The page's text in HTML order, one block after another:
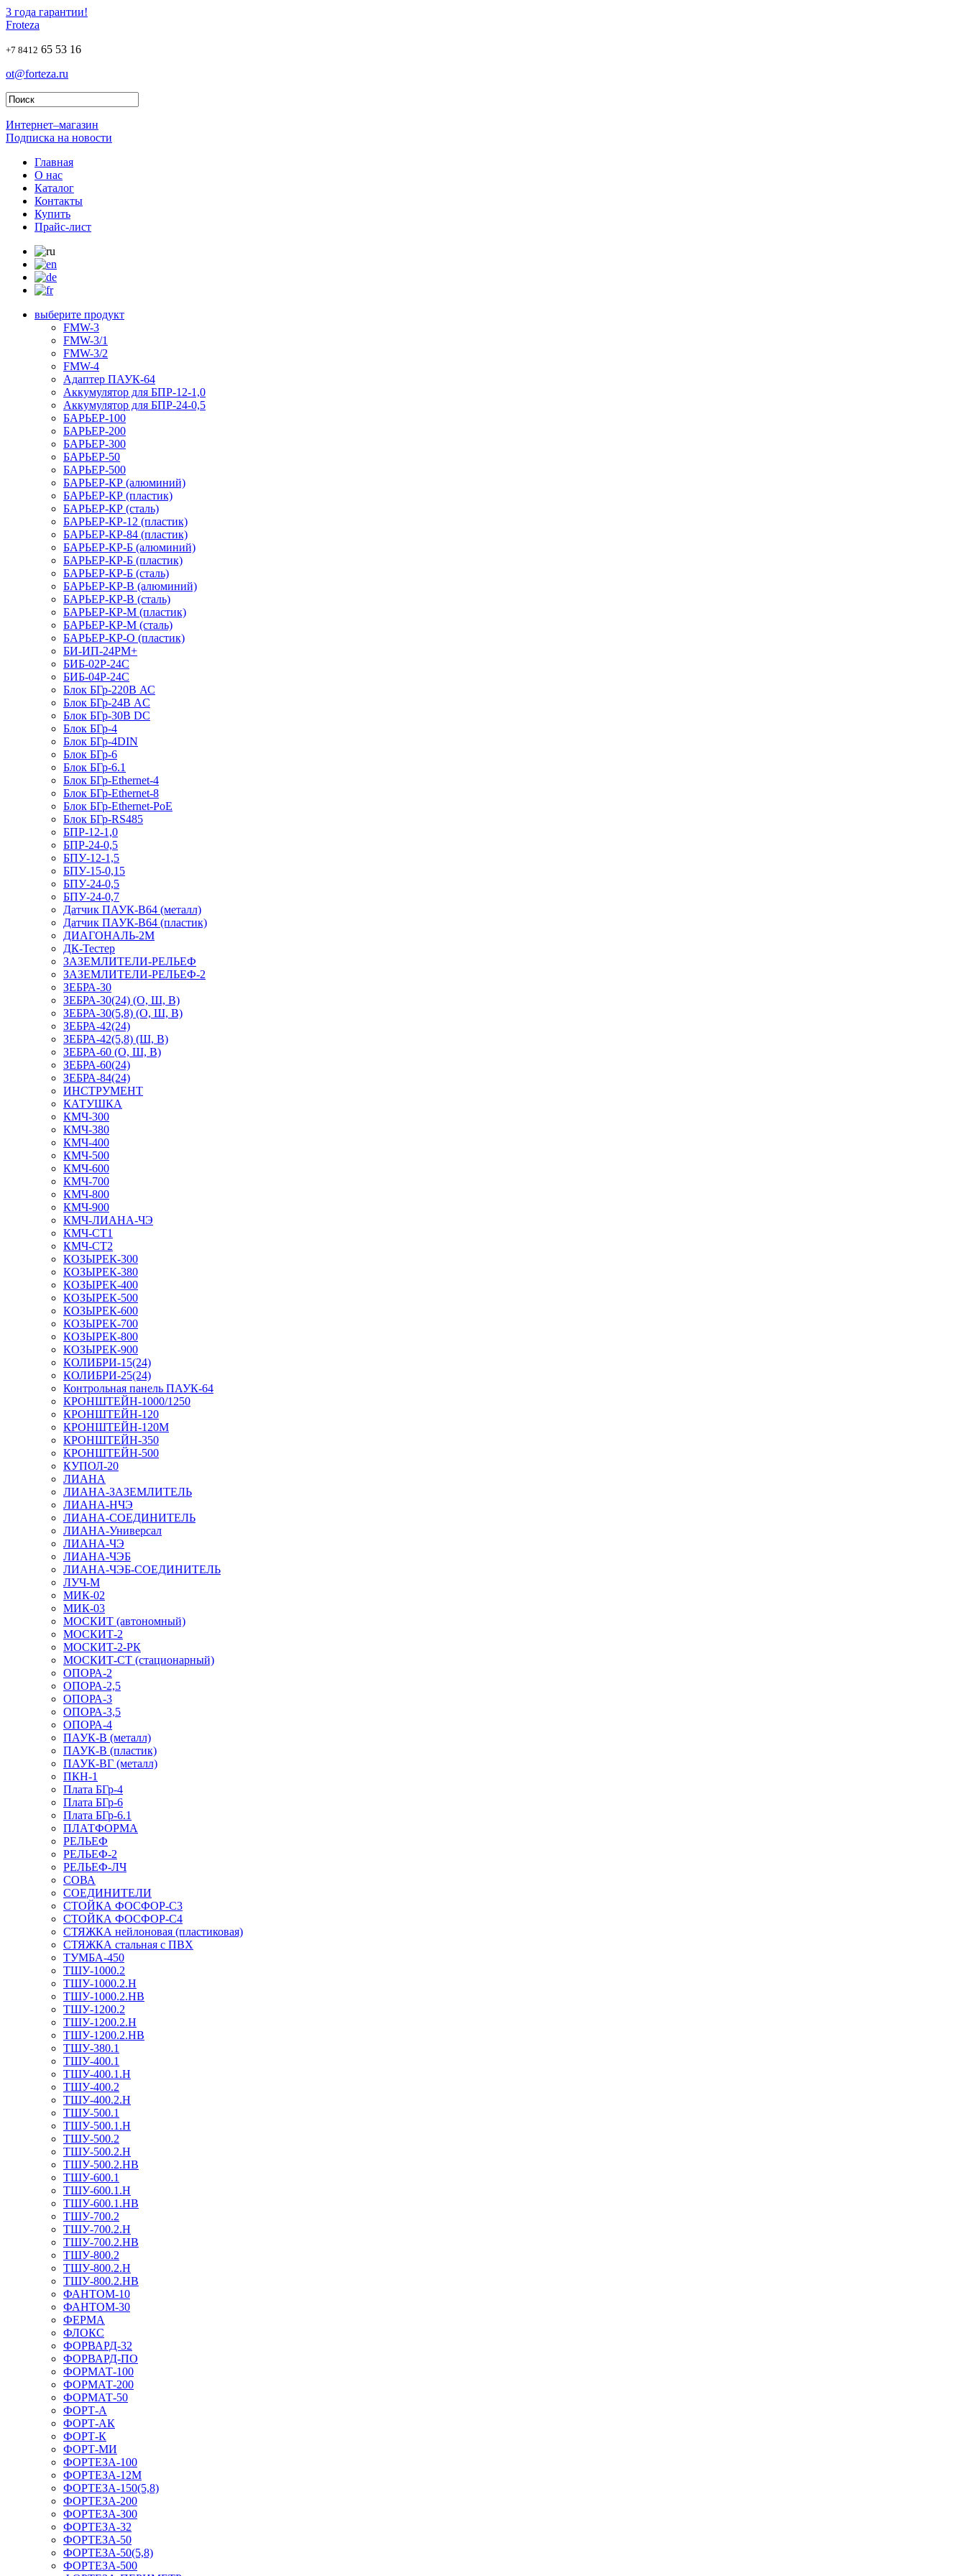
3 года гарантии!
Froteza
+7 8412 65 53 16
ot@forteza.ru
Интернет–магазин
Подписка на новости
Главная
О нас
Каталог
Контакты
Купить
Прайс-лист
выберите продукт
FMW-3
FMW-3/1
FMW-3/2
FMW-4
Адаптер ПАУК-64
Аккумулятор для БПР-12-1,0
Аккумулятор для БПР-24-0,5
БАРЬЕР-100
БАРЬЕР-200
БАРЬЕР-300
БАРЬЕР-50
БАРЬЕР-500
БАРЬЕР-КР (алюминий)
БАРЬЕР-КР (пластик)
БАРЬЕР-КР (сталь)
БАРЬЕР-КР-12 (пластик)
БАРЬЕР-КР-84 (пластик)
БАРЬЕР-КР-Б (алюминий)
БАРЬЕР-КР-Б (пластик)
БАРЬЕР-КР-Б (сталь)
БАРЬЕР-КР-В (алюминий)
БАРЬЕР-КР-В (сталь)
БАРЬЕР-КР-М (пластик)
БАРЬЕР-КР-М (сталь)
БАРЬЕР-КР-О (пластик)
БИ-ИП-24РМ+
БИБ-02Р-24С
БИБ-04Р-24С
Блок БГр-220В АС
Блок БГр-24В AC
Блок БГр-30В DC
Блок БГр-4
Блок БГр-4DIN
Блок БГр-6
Блок БГр-6.1
Блок БГр-Ethernet-4
Блок БГр-Ethernet-8
Блок БГр-Ethernet-PoE
Блок БГр-RS485
БПР-12-1,0
БПР-24-0,5
БПУ-12-1,5
БПУ-15-0,15
БПУ-24-0,5
БПУ-24-0,7
Датчик ПАУК-В64 (металл)
Датчик ПАУК-В64 (пластик)
ДИАГОНАЛЬ-2М
ДК-Тестер
ЗАЗЕМЛИТЕЛИ-РЕЛЬЕФ
ЗАЗЕМЛИТЕЛИ-РЕЛЬЕФ-2
ЗЕБРА-30
ЗЕБРА-30(24) (О, Ш, В)
ЗЕБРА-30(5,8) (О, Ш, В)
ЗЕБРА-42(24)
ЗЕБРА-42(5,8) (Ш, В)
ЗЕБРА-60 (О, Ш, В)
ЗЕБРА-60(24)
ЗЕБРА-84(24)
ИНСТРУМЕНТ
КАТУШКА
КМЧ-300
КМЧ-380
КМЧ-400
КМЧ-500
КМЧ-600
КМЧ-700
КМЧ-800
КМЧ-900
КМЧ-ЛИАНА-ЧЭ
КМЧ-СТ1
КМЧ-СТ2
КОЗЫРЕК-300
КОЗЫРЕК-380
КОЗЫРЕК-400
КОЗЫРЕК-500
КОЗЫРЕК-600
КОЗЫРЕК-700
КОЗЫРЕК-800
КОЗЫРЕК-900
КОЛИБРИ-15(24)
КОЛИБРИ-25(24)
Контрольная панель ПАУК-64
КРОНШТЕЙН-1000/1250
КРОНШТЕЙН-120
КРОНШТЕЙН-120М
КРОНШТЕЙН-350
КРОНШТЕЙН-500
КУПОЛ-20
ЛИАНА
ЛИАНА-ЗАЗЕМЛИТЕЛЬ
ЛИАНА-НЧЭ
ЛИАНА-СОЕДИНИТЕЛЬ
ЛИАНА-Универсал
ЛИАНА-ЧЭ
ЛИАНА-ЧЭБ
ЛИАНА-ЧЭБ-СОЕДИНИТЕЛЬ
ЛУЧ-М
МИК-02
МИК-03
МОСКИТ (автономный)
МОСКИТ-2
МОСКИТ-2-РК
МОСКИТ-СТ (стационарный)
ОПОРА-2
ОПОРА-2,5
ОПОРА-3
ОПОРА-3,5
ОПОРА-4
ПАУК-В (металл)
ПАУК-В (пластик)
ПАУК-ВГ (металл)
ПКН-1
Плата БГр-4
Плата БГр-6
Плата БГр-6.1
ПЛАТФОРМА
РЕЛЬЕФ
РЕЛЬЕФ-2
РЕЛЬЕФ-ЛЧ
СОВА
СОЕДИНИТЕЛИ
СТОЙКА ФОСФОР-С3
СТОЙКА ФОСФОР-С4
СТЯЖКА нейлоновая (пластиковая)
СТЯЖКА стальная с ПВХ
ТУМБА-450
ТШУ-1000.2
ТШУ-1000.2.Н
ТШУ-1000.2.НВ
ТШУ-1200.2
ТШУ-1200.2.Н
ТШУ-1200.2.НВ
ТШУ-380.1
ТШУ-400.1
ТШУ-400.1.Н
ТШУ-400.2
ТШУ-400.2.Н
ТШУ-500.1
ТШУ-500.1.Н
ТШУ-500.2
ТШУ-500.2.Н
ТШУ-500.2.НВ
ТШУ-600.1
ТШУ-600.1.Н
ТШУ-600.1.НВ
ТШУ-700.2
ТШУ-700.2.Н
ТШУ-700.2.НВ
ТШУ-800.2
ТШУ-800.2.Н
ТШУ-800.2.НВ
ФАНТОМ-10
ФАНТОМ-30
ФЕРМА
ФЛОКС
ФОРВАРД-32
ФОРВАРД-ПО
ФОРМАТ-100
ФОРМАТ-200
ФОРМАТ-50
ФОРТ-А
ФОРТ-АК
ФОРТ-К
ФОРТ-МИ
ФОРТЕЗА-100
ФОРТЕЗА-12М
ФОРТЕЗА-150(5,8)
ФОРТЕЗА-200
ФОРТЕЗА-300
ФОРТЕЗА-32
ФОРТЕЗА-50
ФОРТЕЗА-50(5,8)
ФОРТЕЗА-500